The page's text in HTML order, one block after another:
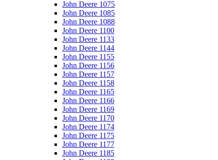
John Deere 1075
John Deere 1085
John Deere 1088
John Deere 1100
John Deere 1133
John Deere 1144
John Deere 1155
John Deere 1156
John Deere 1157
John Deere 1158
John Deere 1165
John Deere 1166
John Deere 1169
John Deere 1170
John Deere 1174
John Deere 1175
John Deere 1177
John Deere 1185